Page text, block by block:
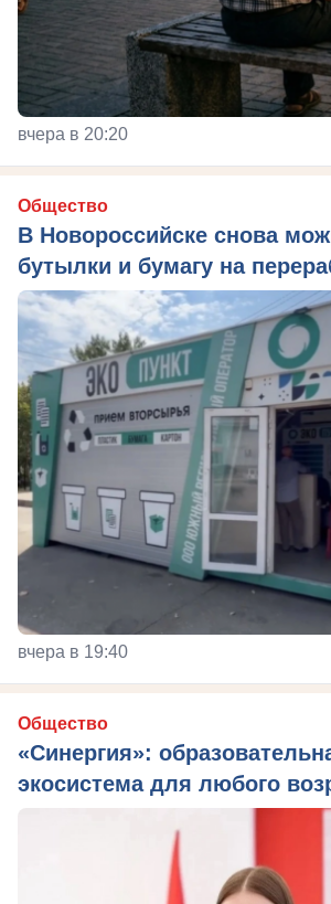
вчера в 20:20
Общество
В Новороссийске снова
бутылки и бумагу на
вчера в 19:40
Общество
«Синергия»:
экосистема для любого